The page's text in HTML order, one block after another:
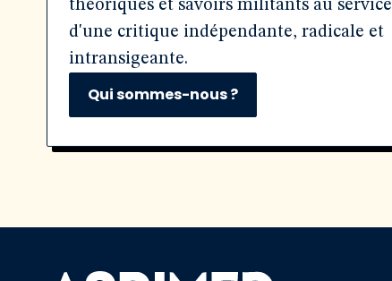
théoriques et savoirs militants au service
d'une critique indépendante, radicale et
intransigeante.
Qui sommes-nous ?